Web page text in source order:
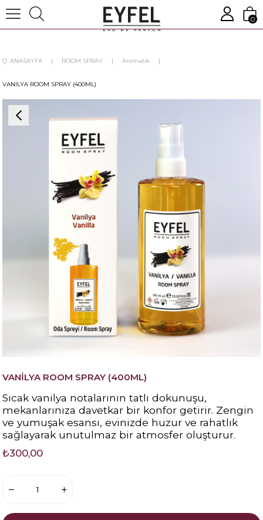
0
ANASAYFA ROOM SPRAY Aromatik
VANİLYA ROOM SPRAY (400ML)
VANİLYA ROOM SPRAY (400ML)
Sıcak vanilya notalarının tatlı dokunuşu,
mekanlarınıza davetkar bir konfor getirir. Zengin
ve yumuşak esansı, evinizde huzur ve rahatlık
sağlayarak unutulmaz bir atmosfer oluşturur.
₺300,00